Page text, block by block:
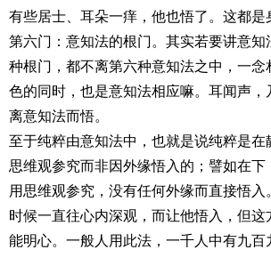
有些居士、耳朵一痒，他也悟了。这都是
第六门：意知法的根门。其实若要讲意知
种根门，都不离第六种意知法之中，一念
色的同时，也是意知法相应嘛。耳闻声，
离意知法而悟。
至于纯粹由意知法中，也就是说纯粹是在
思维观参究而非因外缘悟入的；譬如在下
用思维观参究，没有任何外缘而直接悟入
时候一直往心内深观，而让他悟入，但这
能明心。一般人用此法，一千人中有九百